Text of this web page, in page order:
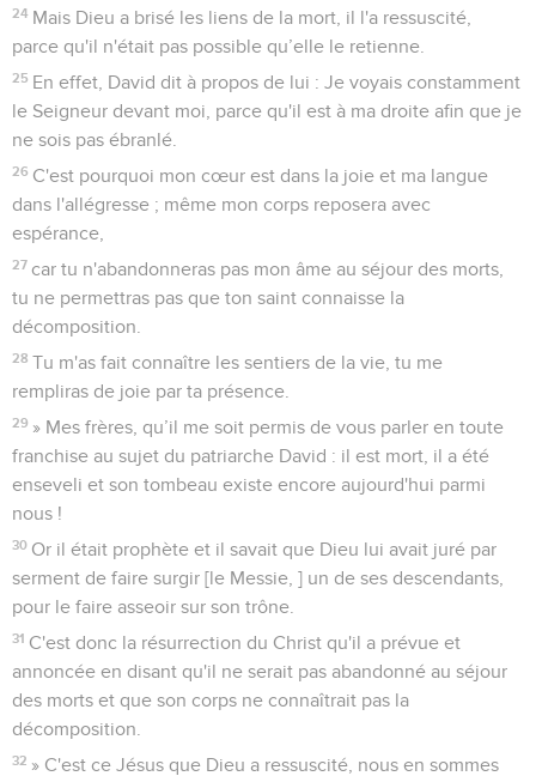
24 Mais Dieu a brisé les liens de la mort, il l'a ressuscité,
parce qu'il n'était pas possible qu’elle le retienne.
25 En effet, David dit à propos de lui : Je voyais constamment
le Seigneur devant moi, parce qu'il est à ma droite afin que je
ne sois pas ébranlé.
26 C'est pourquoi mon cœur est dans la joie et ma langue
dans l'allégresse ; même mon corps reposera avec
espérance,
27 car tu n'abandonneras pas mon âme au séjour des morts,
tu ne permettras pas que ton saint connaisse la
décomposition.
28 Tu m'as fait connaître les sentiers de la vie, tu me
rempliras de joie par ta présence.
29 » Mes frères, qu’il me soit permis de vous parler en toute
franchise au sujet du patriarche David : il est mort, il a été
enseveli et son tombeau existe encore aujourd'hui parmi
nous !
30 Or il était prophète et il savait que Dieu lui avait juré par
serment de faire surgir [le Messie, ] un de ses descendants,
pour le faire asseoir sur son trône.
31 C'est donc la résurrection du Christ qu'il a prévue et
annoncée en disant qu'il ne serait pas abandonné au séjour
des morts et que son corps ne connaîtrait pas la
décomposition.
32 » C'est ce Jésus que Dieu a ressuscité, nous en sommes